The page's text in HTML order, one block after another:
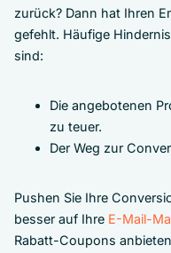
zurück? Dann hat Ihren
gefehlt. Häufige
sind:
Die angebotenen
zu teuer.
Der Weg zur
Pushen Sie Ihre
besser auf Ihre E-Mail-
Rabatt-Coupons